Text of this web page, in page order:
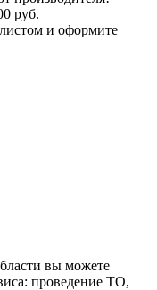
руб.
и оформите
вы можете
проведение ТО,